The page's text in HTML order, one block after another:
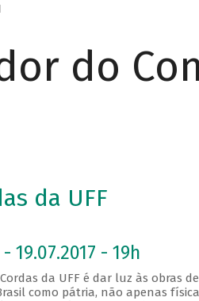
do
da UFF
- 19h
da UFF é dar luz às obras
como pátria, não apenas